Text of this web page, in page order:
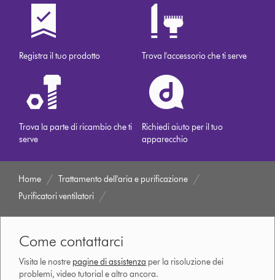
Registra il tuo prodotto Trova l'accessorio che ti serve
Trova la parte di ricambio che ti
serve
Richiedi aiuto per il tuo
apparecchio
Home
Trattamento dell'aria e purificazione
Purificatori ventilatori
Come contattarci
Visita le nostre pagine di assistenza per la risoluzione dei
problemi, video tutorial e altro ancora.